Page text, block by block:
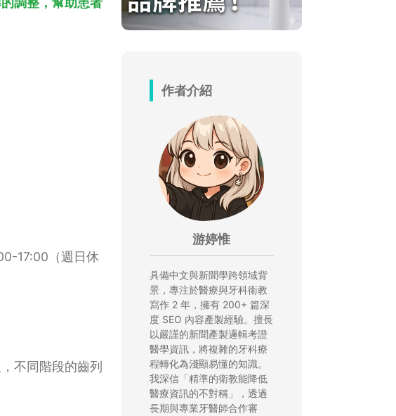
17:00（週日休
不同階段的齒列
作者介紹
游婷惟
具備中文與新聞學跨領域背
景，專注於醫療與牙科衛教
寫作 2 年，擁有 200+ 篇深
度 SEO 內容產製經驗。擅長
以嚴謹的新聞產製邏輯考證
醫學資訊，將複雜的牙科療
程轉化為淺顯易懂的知識。
我深信「精準的衛教能降低
醫療資訊的不對稱」，透過
長期與專業牙醫師合作審